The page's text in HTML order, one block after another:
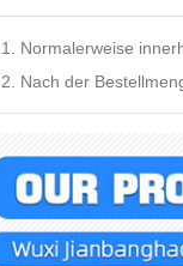
1. Normalerweise
2. Nach der